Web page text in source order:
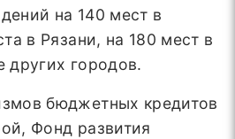
на 140 мест в
в Рязани, на 180 мест в
других городов.
бюджетных кредитов
Фонд развития